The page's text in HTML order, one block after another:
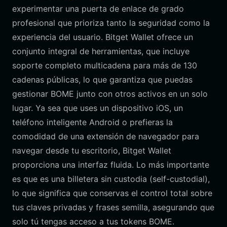
experimentar una puerta de enlace de grado
profesional que prioriza tanto la seguridad como la
experiencia del usuario. Bitget Wallet ofrece un
conjunto integral de herramientas, que incluye
soporte completo multicadena para más de 130
cadenas públicas, lo que garantiza que puedas
gestionar BOME junto con otros activos en un solo
lugar. Ya sea que uses un dispositivo iOS, un
teléfono inteligente Android o prefieras la
comodidad de una extensión de navegador para
navegar desde tu escritorio, Bitget Wallet
proporciona una interfaz fluida. Lo más importante
es que es una billetera sin custodia (self-custodial),
lo que significa que conservas el control total sobre
tus claves privadas y frases semilla, asegurando que
solo tú tengas acceso a tus tokens BOME.